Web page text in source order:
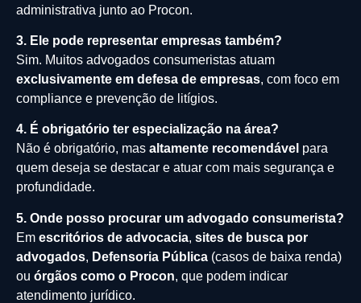
administrativa junto ao Procon.
3. Ele pode representar empresas também?
Sim. Muitos advogados consumeristas atuam
exclusivamente em defesa de empresas, com foco em
compliance e prevenção de litígios.
4. É obrigatório ter especialização na área?
Não é obrigatório, mas altamente recomendável para
quem deseja se destacar e atuar com mais segurança e
profundidade.
5. Onde posso procurar um advogado consumerista?
Em escritórios de advocacia, sites de busca por
advogados, Defensoria Pública (casos de baixa renda)
ou órgãos como o Procon, que podem indicar
atendimento jurídico.